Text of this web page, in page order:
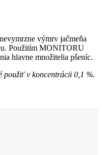
výmrv jačmeňa
Použitím MONITORU
hlavne množitelia pšeníc.
použiť v koncentrácii 0,1 %.